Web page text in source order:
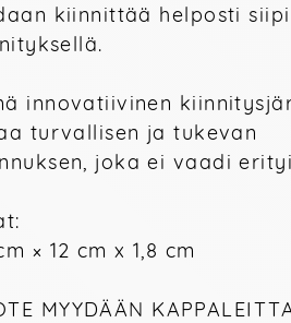
kiinnittää helposti
innovatiivinen
turvallisen ja tukevan
joka ei vaadi
× 12 cm x 1,8 cm
MYYDÄÄN